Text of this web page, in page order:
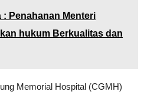
: Penahanan Menteri
hukum Berkualitas dan
Memorial Hospital (CGMH)